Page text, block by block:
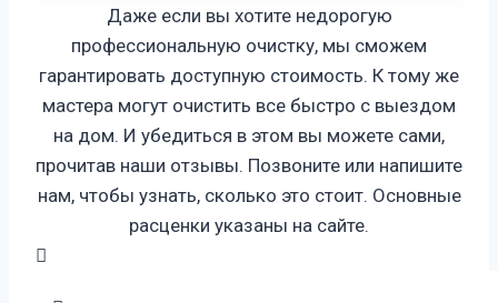
Даже если вы хотите недорогую
профессиональную очистку, мы сможем
гарантировать доступную стоимость. К тому же
мастера могут очистить все быстро с выездом
на дом. И убедиться в этом вы можете сами,
прочитав наши отзывы. Позвоните или напишите
нам, чтобы узнать, сколько это стоит. Основные
расценки указаны на сайте.